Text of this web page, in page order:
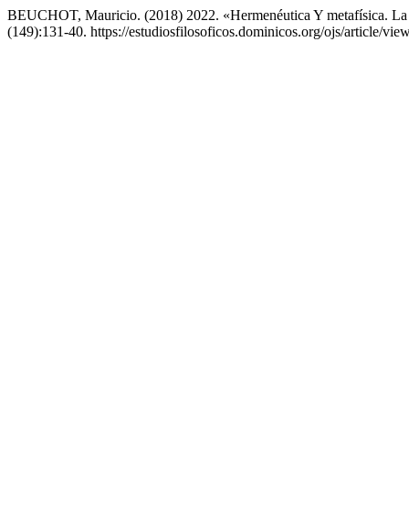
BEUCHOT, Mauricio. (2018) 2022. «Hermenéutica Y metafísica.
(149):131-40. https://estudiosfilosoficos.dominicos.org/ojs/article/